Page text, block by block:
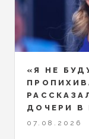
«Я НЕ
ДОЧЕРИ В
07.08.2026